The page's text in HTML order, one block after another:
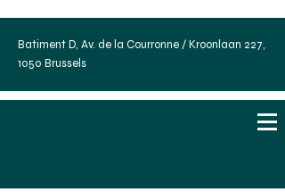
Batiment D, Av. de la Courronne / Kroonlaan 227,
1050 Brussels